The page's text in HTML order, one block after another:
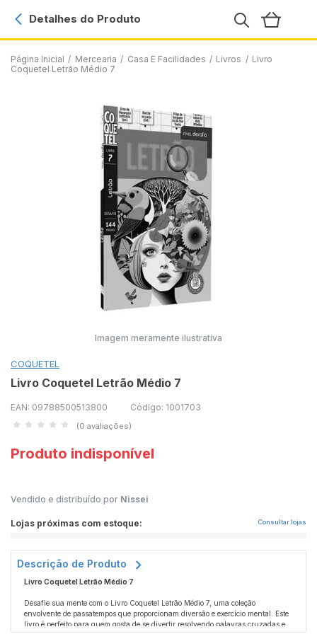
Página Inicial / Mercearia / Casa E Facilidades / Livros / Livro
Coquetel Letrão Médio 7
Detalhes do Produto
Imagem meramente ilustrativa
COQUETEL
Livro Coquetel Letrão Médio 7
EAN: 09788500513800 Código: 1001703
(0 avaliações)
Produto indisponível
Vendido e distribuído por Nissei
Lojas próximas com estoque: Consultar lojas
Descrição de Produto
Livro Coquetel Letrão Médio 7
Desafie sua mente com o Livro Coquetel Letrão Médio 7, uma coleção
envolvente de passatempos que proporcionam diversão e exercício mental. Este
livro é perfeito para quem gosta de se divertir resolvendo palavras cruzadas e